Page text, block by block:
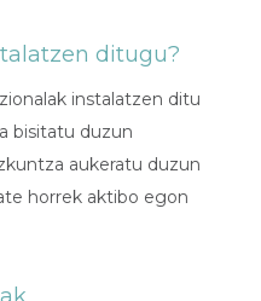
ditugu?
instalatzen ditu
bisitatu duzun
aukeratu duzun
horrek aktibo egon